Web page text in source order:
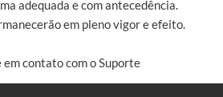
adequada e com antecedência.
em pleno vigor e efeito.
contato com o Suporte